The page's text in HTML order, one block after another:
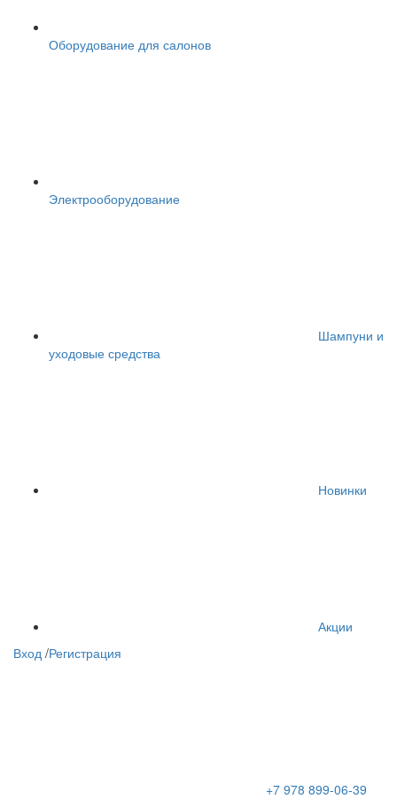
Оборудование для салонов
Электрооборудование
Шампуни и
уходовые средства
Новинки
Акции
Вход /Регистрация
+7 978 899-06-39